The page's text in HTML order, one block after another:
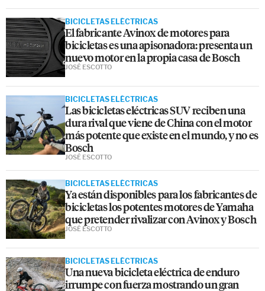
BICICLETAS ELÉCTRICAS
El fabricante Avinox de motores para
bicicletas es una apisonadora: presenta un
nuevo motor en la propia casa de Bosch
JOSÉ ESCOTTO
BICICLETAS ELÉCTRICAS
Las bicicletas eléctricas SUV reciben una
dura rival que viene de China con el motor
más potente que existe en el mundo, y no es
Bosch
JOSÉ ESCOTTO
BICICLETAS ELÉCTRICAS
Ya están disponibles para los fabricantes de
bicicletas los potentes motores de Yamaha
que pretender rivalizar con Avinox y Bosch
JOSÉ ESCOTTO
BICICLETAS ELÉCTRICAS
Una nueva bicicleta eléctrica de enduro
irrumpe con fuerza mostrando un gran